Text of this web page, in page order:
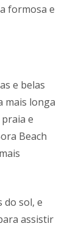
formosa e
e belas
mais longa
e
Beach
do sol, e
assistir